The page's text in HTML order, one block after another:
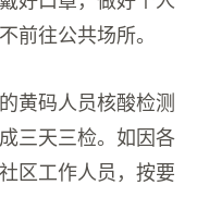
前往公共场所。
黄码人员核酸检测
三天三检。如因各
区工作人员，按要